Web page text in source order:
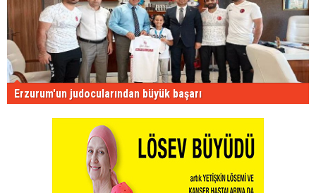
Erzurum'un judocularından büyük başarı